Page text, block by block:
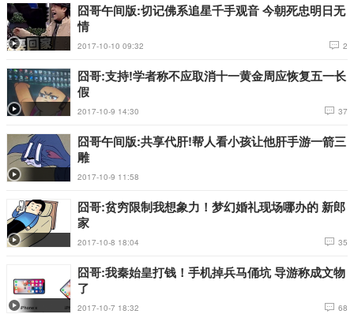
囧哥午间版:切记佛系追星千手观音 今朝死忠明日无
情
2017-10-10 09:32 2
囧哥:支持!学者称不应取消十一黄金周应恢复五一长
假
2017-10-9 14:30 37
囧哥午间版:共享代肝!帮人看小孩让他肝手游一箭三
雕
2017-10-9 11:58
囧哥:贫穷限制我想象力！梦幻婚礼现场哪办的 新郎
家
2017-10-8 18:04 35
囧哥:我秦始皇打钱！手机掉兵马俑坑 导游称成文物
了
2017-10-7 18:32 68